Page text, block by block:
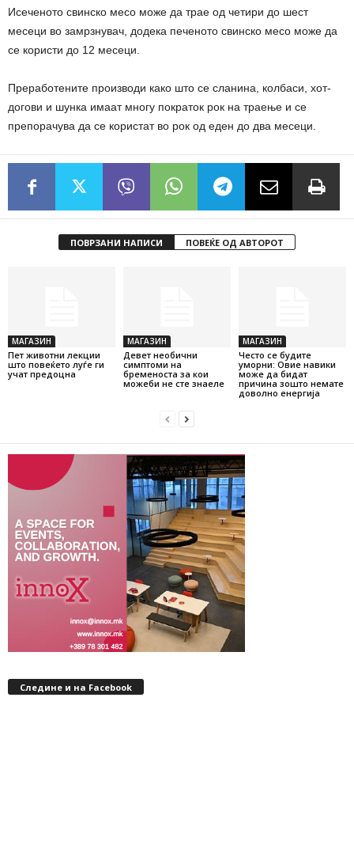
Исеченото свинско месо може да трае од четири до шест
месеци во замрзнувач, додека печеното свинско месо може да
се користи до 12 месеци.
Преработените производи како што се сланина, колбаси, хот-
догови и шунка имаат многу пократок рок на траење и се
препорачува да се користат во рок од еден до два месеци.
ПОВРЗАНИ НАПИСИ ПОВЕЌЕ ОД АВТОРОТ
МАГАЗИН
Пет животни лекции
што повеќето луѓе ги
учат предоцна
МАГАЗИН
Девет необични
симптоми на
бременоста за кои
можеби не сте знаеле
МАГАЗИН
Често се будите
уморни: Овие навики
може да бидат
причина зошто немате
доволно енергија
Следине и на Facebook